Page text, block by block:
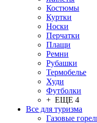
Костюмы
Куртки
Носки
Перчатки
Плащи
Ремни
Рубашки
Термобелье
Худи
Футболки
+ ЕЩЕ 4
Все для туризма
Газовые